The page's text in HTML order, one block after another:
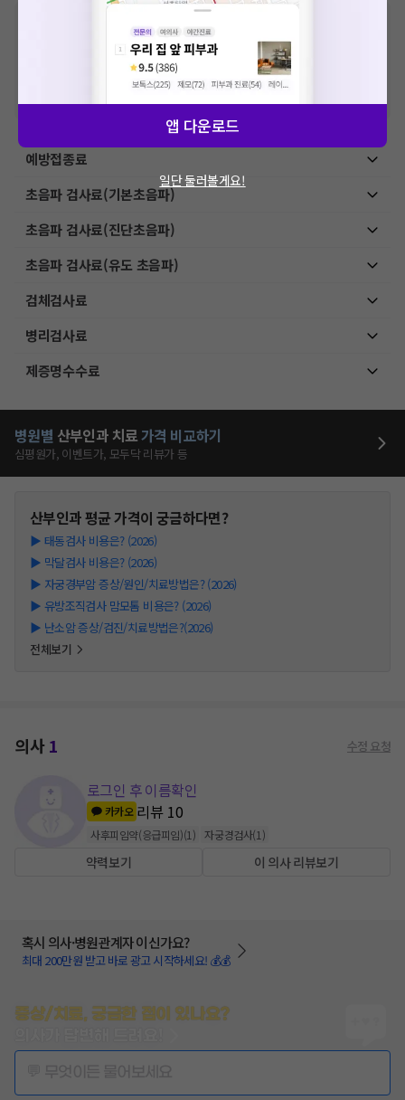
한 가격은 해당 의료기관에 직접 문의해주세요.
급여 항목의 경우, 건강보험심사평가원에 고지되어 있는 급여 진료 기준 가
격입니다. (진료와 연관된 복합적인 비용이 추가되어, 병원마다 금액이 다르게
산정될 수 있는 점 참고 바랍니다.)
※ 이벤트가, 할인가는VAT 포함
예방접종료
초음파 검사료(기본초음파)
초음파 검사료(진단초음파)
초음파 검사료(유도 초음파)
검체검사료
병리검사료
제증명수수료
병원별 산부인과 치료가격 비교하기
심평원가, 이벤트가, 모두닥 리뷰가 등
산부인과평균 가격이 궁금하다면?
▶ 태동검사 비용은? (2026)
▶ 막달검사 비용은? (2026)
▶ 자궁경부암 증상/원인/치료방법은? (2026)
▶ 유방조직검사 맘모톰 비용은? (2026)
▶ 난소암 증상/검진/치료방법은?(2026)
전체보기
의사1 수정 요청
로그인 후 이름확인
카카오 리뷰 10
사후피임약(응급피임)(1 ) 자궁경검사(1 )
약력보기 이 의사 리뷰보기
혹시 의사·병원관계자 이신가요?
최대 200만원 받고 바로 광고 시작하세요! 💰💰
증상/치료, 궁금한 점이 있나요?
앱 다운로드
일단 둘러볼게요!